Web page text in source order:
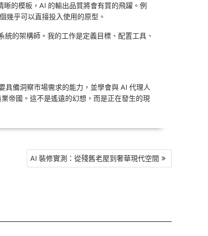
的模板，AI 的輸出品質將會有質的飛躍。例
幾乎可以直接投入使用的原型。
的架構師。我的工作是定義目標、配置工具、
備洞察市場需求的能力，並學會與 AI 代理人
帝國。這不是遙遠的幻想，而是正在發生的現
AI 裝修實測：從殘舊老屋到奢華現代空間